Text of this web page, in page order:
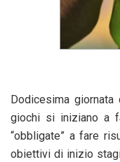
Dodicesima
giochi si iniziano a
“obbligate” a fare
obiettivi di inizio